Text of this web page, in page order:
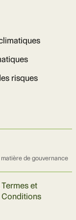
risques
de gouvernance
Termes et
Conditions